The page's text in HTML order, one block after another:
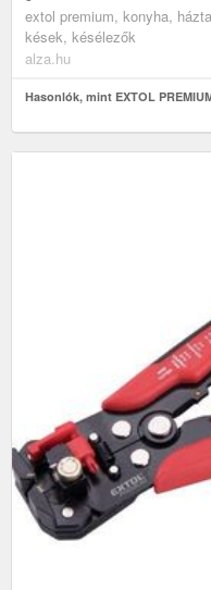
extol premium, konyha,
kések, késélezők
alza.hu
Hasonlók, mint EXTOL